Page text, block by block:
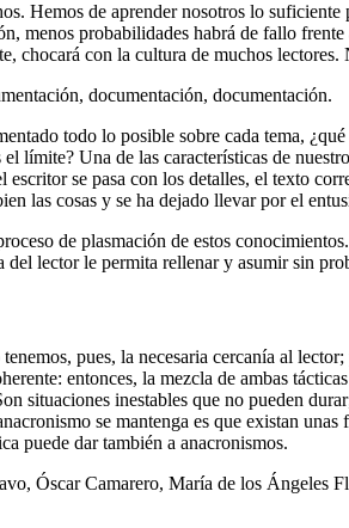
Hemos de aprender nosotros lo
menos probabilidades habrá de fallo
chocará con la cultura de muchos
documentación, documentación.
todo lo posible sobre cada tema,
límite? Una de las características de
escritor se pasa con los detalles, el texto
las cosas y se ha dejado llevar por el
de plasmación de estos
lector le permita rellenar y asumir sin
pues, la necesaria cercanía al
entonces, la mezcla de ambas
situaciones inestables que no pueden
se mantenga es que existan
puede dar también a anacronismos.
Óscar Camarero, María de los Ángeles